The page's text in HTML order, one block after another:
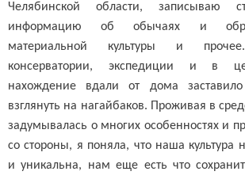
Челябинской области, записываю
информацию об обычаях и
материальной культуры и
консерватории, экспедиции и в
нахождение вдали от дома
взглянуть на нагайбаков. Проживая в
задумывалась о многих особенностях и
со стороны, я поняла, что наша культура
и уникальна, нам еще есть что